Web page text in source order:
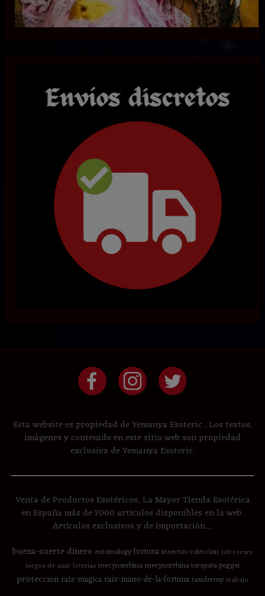
Esta website es propiedad de Yemanya Esoteric . Los textos,
imágenes y contenido en este sitio web son propiedad
exclusiva de Yemanya Esoteric.
Venta de Productos Esotéricos, La Mayor Tienda Esotérica
en España más de 7000 artículos disponibles en la web.
Artículos exclusivos y de importación....
buena-suertedinero entomologyfortunainsectos-coleccion job's tears
juegos-de-azar loterias mecynorrhinamecynorrhina torquata poggei
proteccion raiz-magica raiz-mano-de-la-fortunataxidermy trabajo